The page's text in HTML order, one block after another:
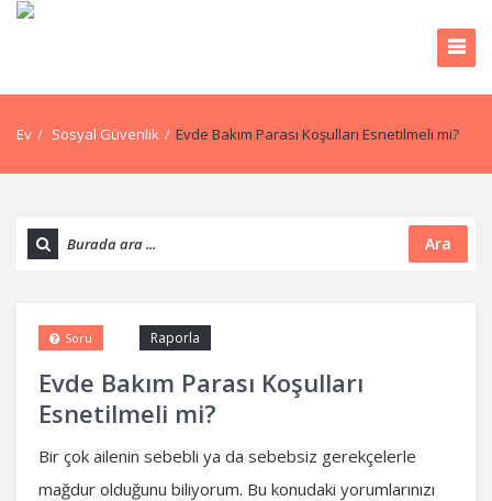
Ev / Sosyal Güvenlik / Evde Bakım Parası Koşulları Esnetilmeli mi?
Ara
Evde Bakım Parası Koşulları
Esnetilmeli mi?
Raporla
Soru
Bir çok ailenin sebebli ya da sebebsiz gerekçelerle
mağdur olduğunu biliyorum. Bu konudaki yorumlarınızı